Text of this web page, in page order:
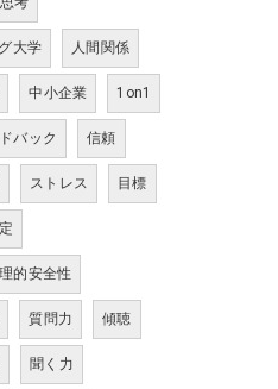
大学 人間関係
中小企業 1on1
バック 信頼
ストレス 目標
的安全性
質問力 傾聴
聞く力